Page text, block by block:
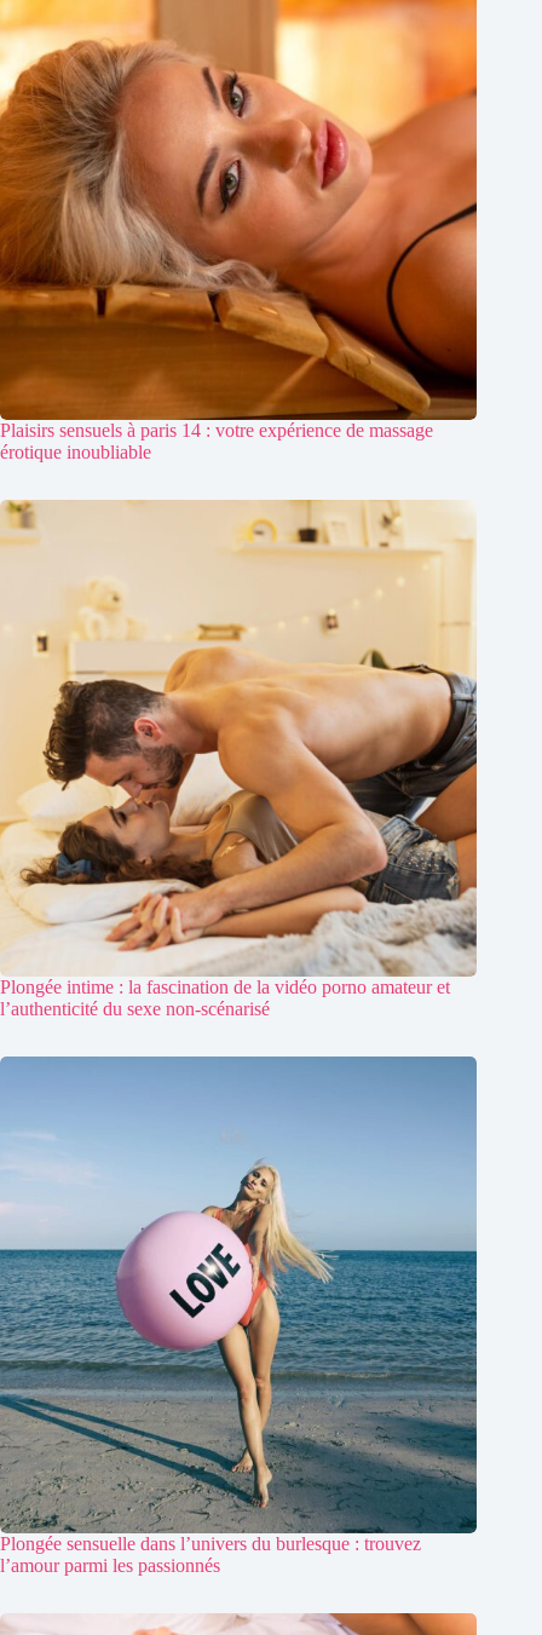
Plaisirs sensuels à paris 14 : votre expérience de massage
érotique inoubliable
Plongée intime : la fascination de la vidéo porno amateur et
l’authenticité du sexe non-scénarisé
Plongée sensuelle dans l’univers du burlesque : trouvez
l’amour parmi les passionnés